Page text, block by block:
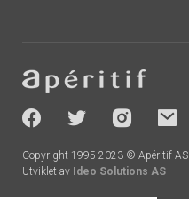
-
socials
Copyright 1995-2023 © Apéritif AS
Utviklet av Ideo Solutions AS